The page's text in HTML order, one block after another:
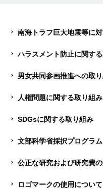
南海トラフ巨大地震等に
ハラスメント防止に関す
男女共同参画推進への取
人権問題に関する取り組み
SDGsに関する取り組み
文部科学省採択プログラム
公正な研究および研究費
ロゴマークの使用について